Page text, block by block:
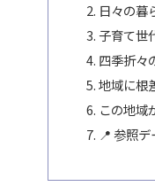
日々の暮
子育て世
四季折々
地域に根
この地域
📍 参照デ